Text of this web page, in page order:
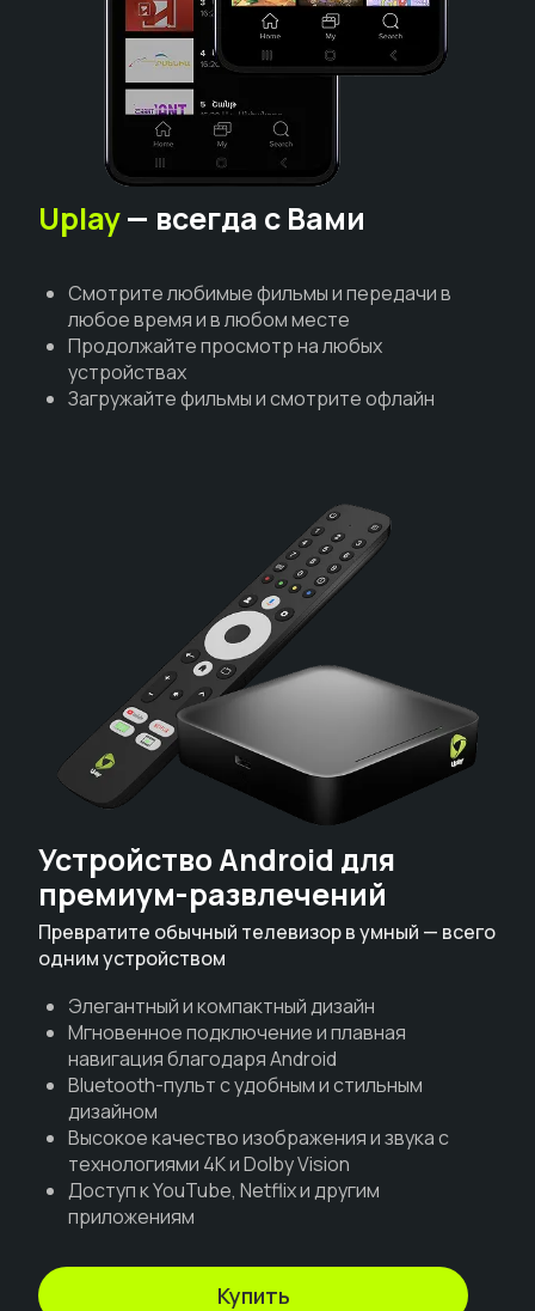
Uplay— всегда с Вами
Смотрите любимые фильмы и передачи в
любое время и в любом месте
Продолжайте просмотр на любых
устройствах
Загружайте фильмы и смотрите офлайн
Устройство Android для
премиум-развлечений
Превратите обычный телевизор в умный — всего
одним устройством
Элегантный и компактный дизайн
Мгновенное подключение и плавная
навигация благодаря Android
Bluetooth-пульт с удобным и стильным
дизайном
Высокое качество изображения и звука с
технологиями 4K и Dolby Vision
Доступ к YouTube, Netflix и другим
приложениям
Купить